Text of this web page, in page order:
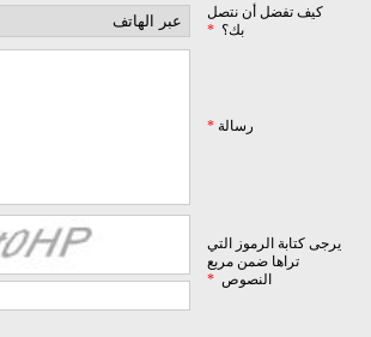
كيف تفضل أن نتصل
بك؟ *
رسالة *
يرجى كتابة الرموز التي
تراها ضمن مربع
النصوص *